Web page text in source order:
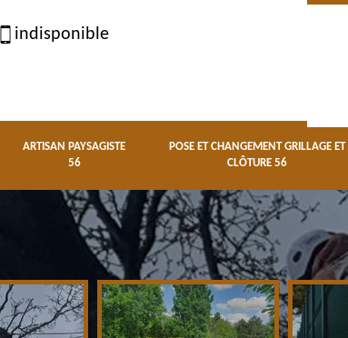
indisponible
ARTISAN PAYSAGISTE
56
POSE ET CHANGEMENT GRILLAGE ET
CLÔTURE 56